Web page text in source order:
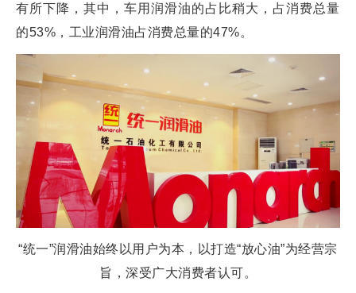
有所下降，其中，车用润滑油的占比稍大，占消费总量
的53%，工业润滑油占消费总量的47%。
“统一”润滑油始终以用户为本，以打造“放心油”为经营宗
旨，深受广大消费者认可。